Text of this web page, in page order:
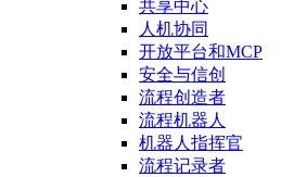
共享中心
人机协同
开放平台和MCP
安全与信创
流程创造者
流程机器人
机器人指挥官
流程记录者